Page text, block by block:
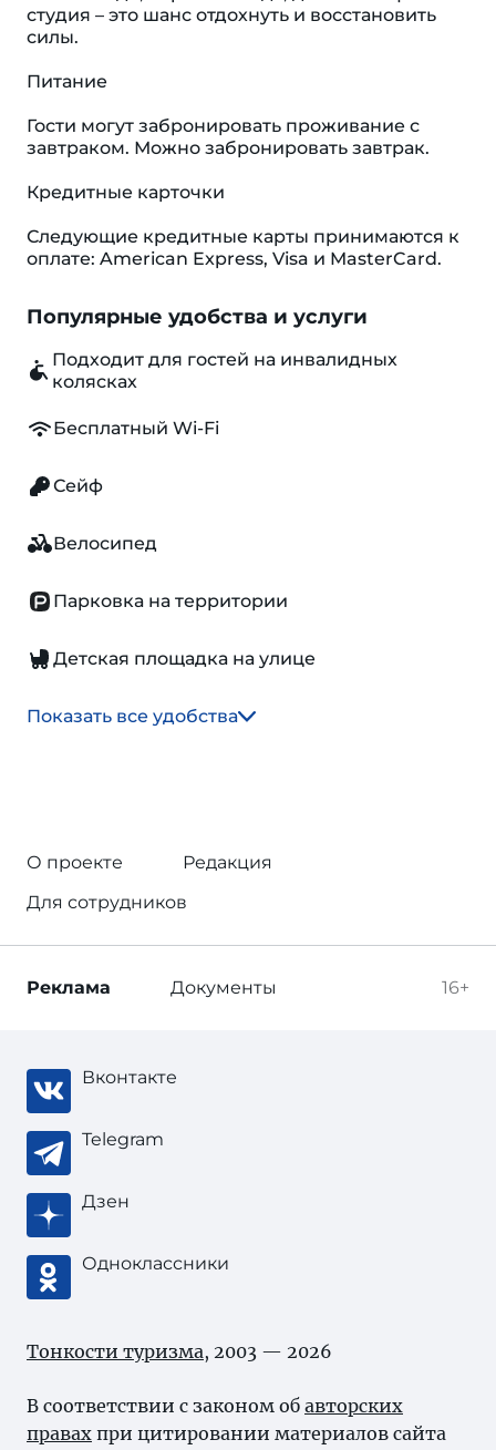
студия – это шанс отдохнуть и восстановить
силы.
Питание
Гости могут забронировать проживание с
завтраком. Можно забронировать завтрак.
Кредитные карточки
Следующие кредитные карты принимаются к
оплате: American Express, Visa и MasterCard.
Популярные удобства и услуги
Подходит для гостей на инвалидных
колясках
Бесплатный Wi-Fi
Сейф
Велосипед
Парковка на территории
Детская площадка на улице
Показать все удобства
О проекте
Редакция
Для сотрудников
16+
Реклама Документы
Вконтакте
Telegram
Дзен
Одноклассники
Тонкости туризма, 2003 — 2026
В соответствии с законом об авторских
правах при цитировании материалов сайта